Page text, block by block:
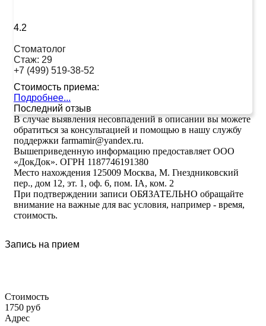
4.2
Стоматолог
Стаж: 29
+7 (499) 519-38-52
Стоимость приема:
Подробнее...
Последний отзыв
В случае выявления несовпадений в описании вы можете
обратиться за консультацией и помощью в нашу службу
поддержки farmamir@yandex.ru.
Вышеприведенную информацию предоставляет ООО
«ДокДок». ОГРН 1187746191380
Место нахождения 125009 Москва, М. Гнездниковский
пер., дом 12, эт. 1, оф. 6, пом. IA, ком. 2
При подтверждении записи ОБЯЗАТЕЛЬНО обращайте
внимание на важные для вас условия, например - время,
стоимость.
Запись на прием
Стоимость
1750 руб
Адрес